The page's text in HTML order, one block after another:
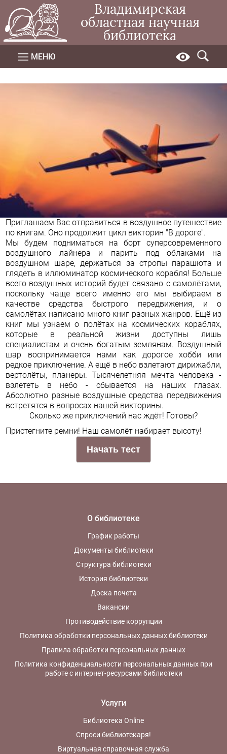
Владимирская
областная научная
библиотека
МЕНЮ
Приглашаем Вас отправиться в воздушное путешествие
по книгам. Оно продолжит цикл викторин "В дороге".
Мы будем подниматься на борт суперсовременного
воздушного лайнера и парить под облаками на
воздушном шаре, держаться за стропы парашюта и
глядеть в иллюминатор космического корабля! Больше
всего воздушных историй будет связано с самолётами,
поскольку чаще всего именно его мы выбираем в
качестве средства быстрого передвижения, и о
самолётах написано много книг разных жанров. Ещё из
книг мы узнаем о полётах на космических кораблях,
которые в реальной жизни доступны лишь
специалистам и очень богатым землянам. Воздушный
шар воспринимается нами как дорогое хобби или
редкое приключение. А ещё в небо взлетают дирижабли,
вертолёты, планеры. Тысячелетняя мечта человека -
взлететь в небо - сбывается на наших глазах.
Абсолютно разные воздушные средства передвижения
встретятся в вопросах нашей викторины.
Сколько же приключений нас ждёт! Готовы?
Пристегните ремни! Наш самолёт набирает высоту!
О библиотеке
График работы
Документы библиотеки
Структура библиотеки
История библиотеки
Доска почета
Вакансии
Противодействие коррупции
Политика обработки персональных данных библиотеки
Правила обработки персональных данных
Политика конфиденциальности персональных данных при
работе с интернет-ресурсами библиотеки
Услуги
Библиотека Online
Спроси библиотекаря!
Виртуальная справочная служба